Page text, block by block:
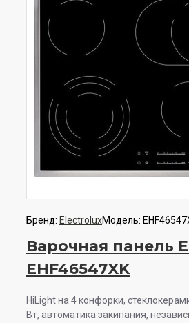
Бренд: ElectroluxМодель:
Варочная панель
EHF46547XK
HiLight на 4 конфорки,
Вт, автоматика закипания,